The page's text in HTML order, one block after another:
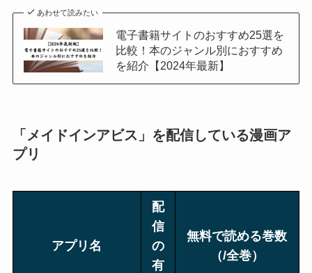
あわせて読みたい
電子書籍サイトのおすすめ25選を
比較！本のジャンル別におすすめ
を紹介【2024年最新】
「メイドインアビス」を配信している漫画ア
プリ
アプリ名
配
信
の
有
無料で読める巻数
（/全巻）